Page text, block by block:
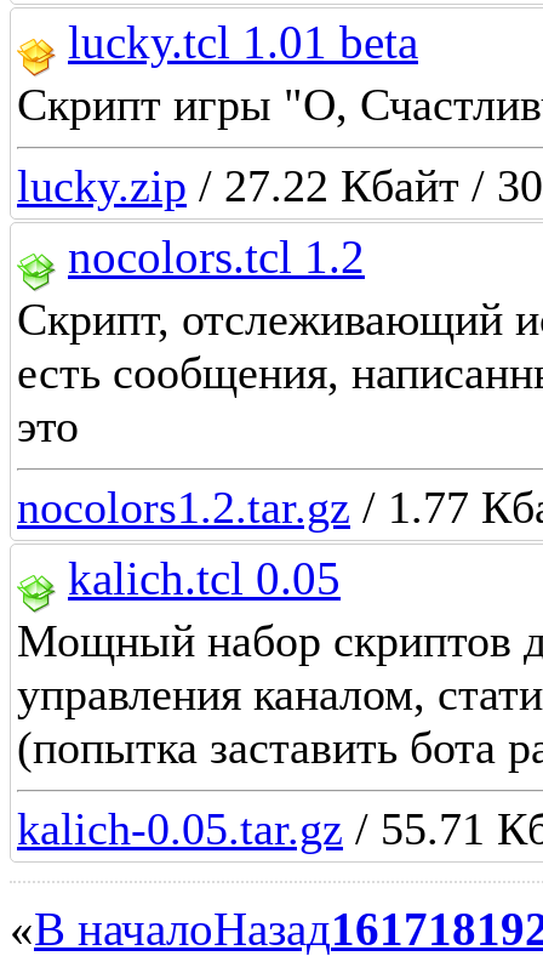
lucky.tcl 1.01 beta
Скрипт игры "О,
lucky.zip / 27.22 Кбайт /
nocolors.tcl 1.2
Скрипт, отслеживающий
есть сообщения,
это
nocolors1.2.tar.gz / 1.77
kalich.tcl 0.05
Мощный набор скриптов
управления каналом,
(попытка заставить бота
kalich-0.05.tar.gz / 55.71
«В началоНазад16171819